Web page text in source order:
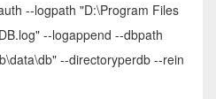
--logpath "D:\Program Files
--logappend --dbpath
--directoryperdb --rein